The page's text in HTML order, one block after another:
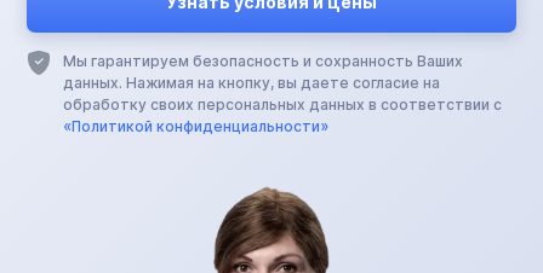
Мы гарантируем безопасность и сохранность Ваших
данных. Нажимая на кнопку, вы даете согласие на
обработку своих персональных данных в соответствии с
«Политикой конфиденциальности»